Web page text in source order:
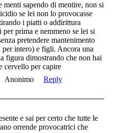
menti sapendo di mentire, non si
se lei non lo provocasse
i piatti o addirittura
per prima e nemmeno se lei si
pretendere mantenimento
per intero) e figli. Ancora una
figura dimostrando che non hai
cervello per capire
Anonimo Reply
e sai per certo che tutte le
orrende provocatrici che